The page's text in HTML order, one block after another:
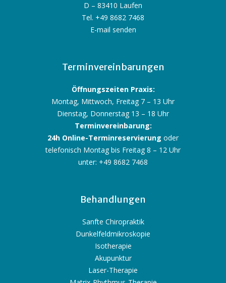
D – 83410 Laufen
Tel. +49 8682 7468
E-mail senden
Terminvereinbarungen
Öffnungszeiten Praxis:
Montag, Mittwoch, Freitag 7 – 13 Uhr
Dienstag, Donnerstag 13 – 18 Uhr
Terminvereinbarung:
24h Online-Terminreservierung oder
telefonisch Montag bis Freitag 8 – 12 Uhr
unter: +49 8682 7468
Behandlungen
Sanfte Chiropraktik
Dunkelfeldmikroskopie
Isotherapie
Akupunktur
Laser-Therapie